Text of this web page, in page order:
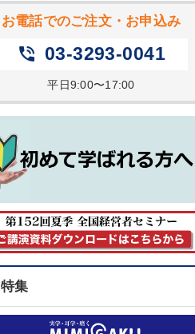
お電話でのご注文・お申込み
phone_in_talk 03-3293-0041
平日9:00〜17:00
特集